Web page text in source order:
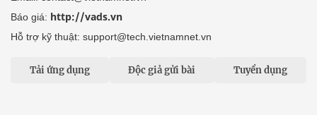
Báo giá: http://vads.vn
Hỗ trợ kỹ thuật: support@tech.vietnamnet.vn
Tải ứng dụng Độc giả gửi bài Tuyển dụng